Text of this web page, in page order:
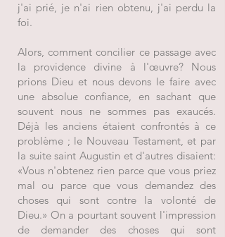
j'ai prié, je n'ai rien obtenu, j'ai perdu la
foi.
Alors, comment concilier ce passage avec
la providence divine à l'œuvre? Nous
prions Dieu et nous devons le faire avec
une absolue confiance, en sachant que
souvent nous ne sommes pas exaucés.
Déjà les anciens étaient confrontés à ce
problème ; le Nouveau Testament, et par
la suite saint Augustin et d'autres disaient:
«Vous n'obtenez rien parce que vous priez
mal ou parce que vous demandez des
choses qui sont contre la volonté de
Dieu.» On a pourtant souvent l'impression
de demander des choses qui sont